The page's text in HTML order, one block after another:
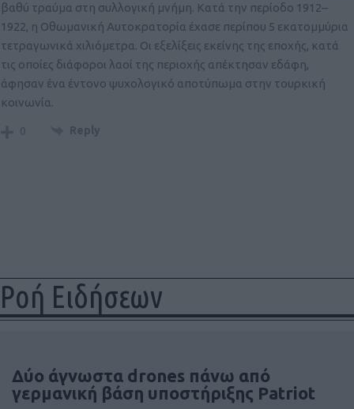
Ροή Ειδήσεων
Δύο άγνωστα drones πάνω από
γερμανική βάση υποστήριξης Patriot
βαθύ τραύμα στη συλλογική μνήμη. Κατά την περίοδο 1912–
1922, η Οθωμανική Αυτοκρατορία έχασε περίπου 5 εκατομμύρια
τετραγωνικά χιλιόμετρα. Οι εξελίξεις εκείνης της εποχής, κατά
τις οποίες διάφοροι λαοί της περιοχής απέκτησαν εδάφη,
άφησαν ένα έντονο ψυχολογικό αποτύπωμα στην τουρκική
κοινωνία.
0 Reply